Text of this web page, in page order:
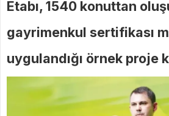
Etabı, 1540 konuttan
gayrimenkul sertifikası
uygulandığı örnek proje